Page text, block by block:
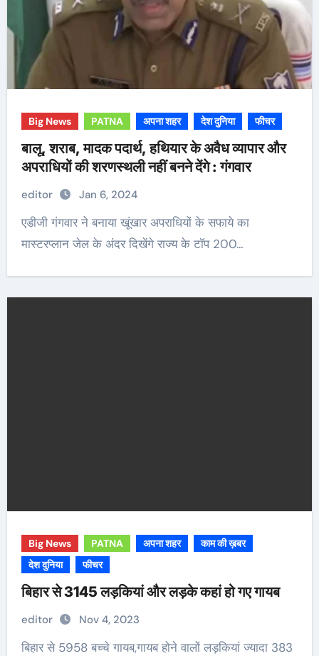
Big News PATNA अपना शहर देश दुनिया फीचर
बालू, शराब, मादक पदार्थ, हथियार के अवैध व्यापार और
अपराधियों की शरणस्थली नहीं बनने देंगे : गंगवार
editor Jan 6, 2024
एडीजी गंगवार ने बनाया खूंखार अपराधियों के सफाये का
मास्टरप्लान जेल के अंदर दिखेंगे राज्य के टॉप 200…
Big News PATNA अपना शहर
काम की ख़बर
देश दुनिया
फीचर
बिहार से 3145 लड़कियां और लड़के कहां हो गए गायब
editor Nov 4, 2023
बिहार से 5958 बच्चे गायब,गायब होने वालों लड़कियां ज्यादा 383